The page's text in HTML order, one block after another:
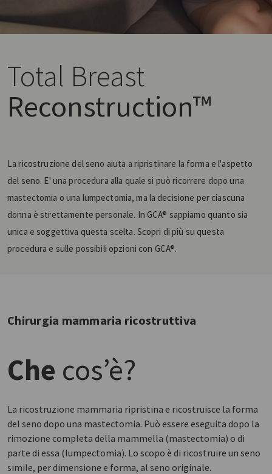
Total Breast
Reconstruction™
La ricostruzione del seno aiuta a ripristinare la forma e l'aspetto
del seno. E' una procedura alla quale si può ricorrere dopo una
mastectomia o una lumpectomia, ma la decisione per ciascuna
donna è strettamente personale. In GCA® sappiamo quanto sia
unica e soggettiva questa scelta. Scopri di più su questa
procedura e sulle possibili opzioni con GCA®.
Chirurgia mammaria ricostruttiva
Che cos’è?
La ricostruzione mammaria ripristina e ricostruisce la forma
del seno dopo una mastectomia. Può essere eseguita dopo la
rimozione completa della mammella (mastectomia) o di
parte di essa (lumpectomia). Lo scopo è di ricostruire un seno
simile, per dimensione e forma, al seno originale.